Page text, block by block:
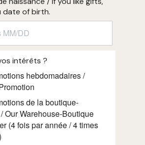
date of birth.
intérêts ?
hebdomadaires /
de la boutique-
Our Warehouse-Boutique
(4 fois par année / 4 times